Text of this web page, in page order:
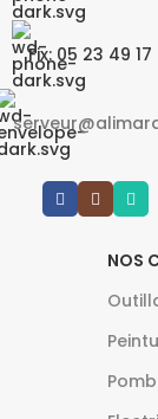
Fix: 05 23 49 17
NOS